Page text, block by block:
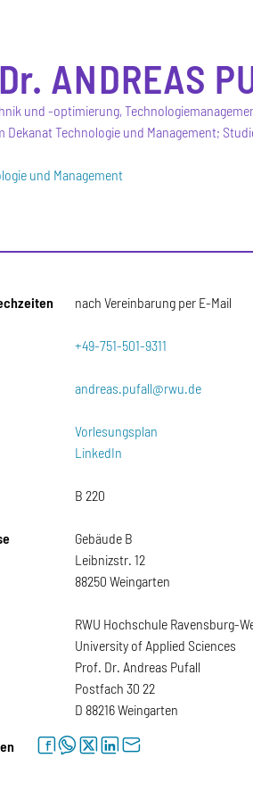
ANDREAS
und -optimierung,
Dekanat Technologie und Management;
und Management
nach Vereinbarung per E-Mail
+49-751-501-9311
andreas.pufall@rwu.de
Vorlesungsplan
LinkedIn
B 220
Gebäude B
Leibnizstr. 12
88250 Weingarten
RWU Hochschule Ravensburg-
University of Applied Sciences
Prof. Dr. Andreas Pufall
Postfach 30 22
D 88216 Weingarten
facebookwhatsapptwitterlinkedinletter